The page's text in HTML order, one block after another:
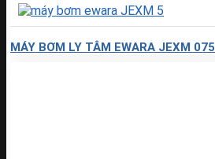
MÁY BƠM LY TÂM EWARA JEXM 075